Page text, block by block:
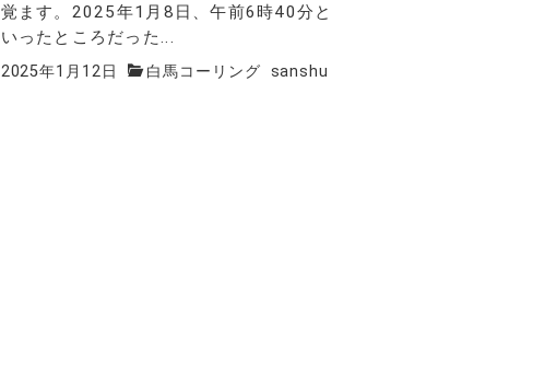
覚ます。2025年1月8日、午前6時40分と
いったところだった...
2025年1月12日 白馬コーリング sanshu